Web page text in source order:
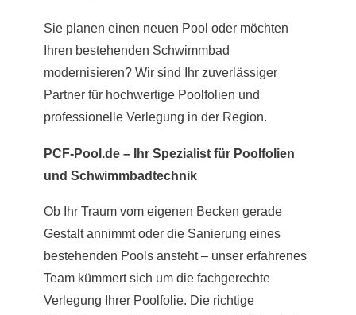
Sie planen einen neuen Pool oder möchten
Ihren bestehenden Schwimmbad
modernisieren? Wir sind Ihr zuverlässiger
Partner für hochwertige Poolfolien und
professionelle Verlegung in der Region.
PCF-Pool.de – Ihr Spezialist für Poolfolien
und Schwimmbadtechnik
Ob Ihr Traum vom eigenen Becken gerade
Gestalt annimmt oder die Sanierung eines
bestehenden Pools ansteht – unser erfahrenes
Team kümmert sich um die fachgerechte
Verlegung Ihrer Poolfolie. Die richtige